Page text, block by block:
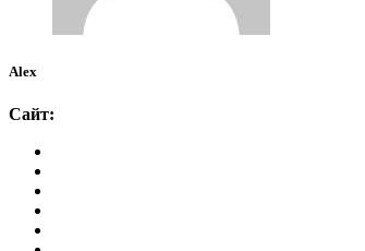
Alex
Сайт: